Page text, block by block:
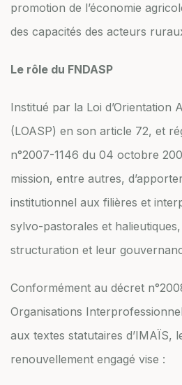
promotion de l’économie
des capacités des acteurs
Le rôle du FNDASP
Institué par la Loi d’Orientation
(LOASP) en son article 72, et
n°2007-1146 du 04 octobre
mission, entre autres,
institutionnel aux filières et
sylvo-pastorales et
structuration et leur
Conformément au décret
Organisations
aux textes statutaires d’IMAÏS,
renouvellement engagé vise :